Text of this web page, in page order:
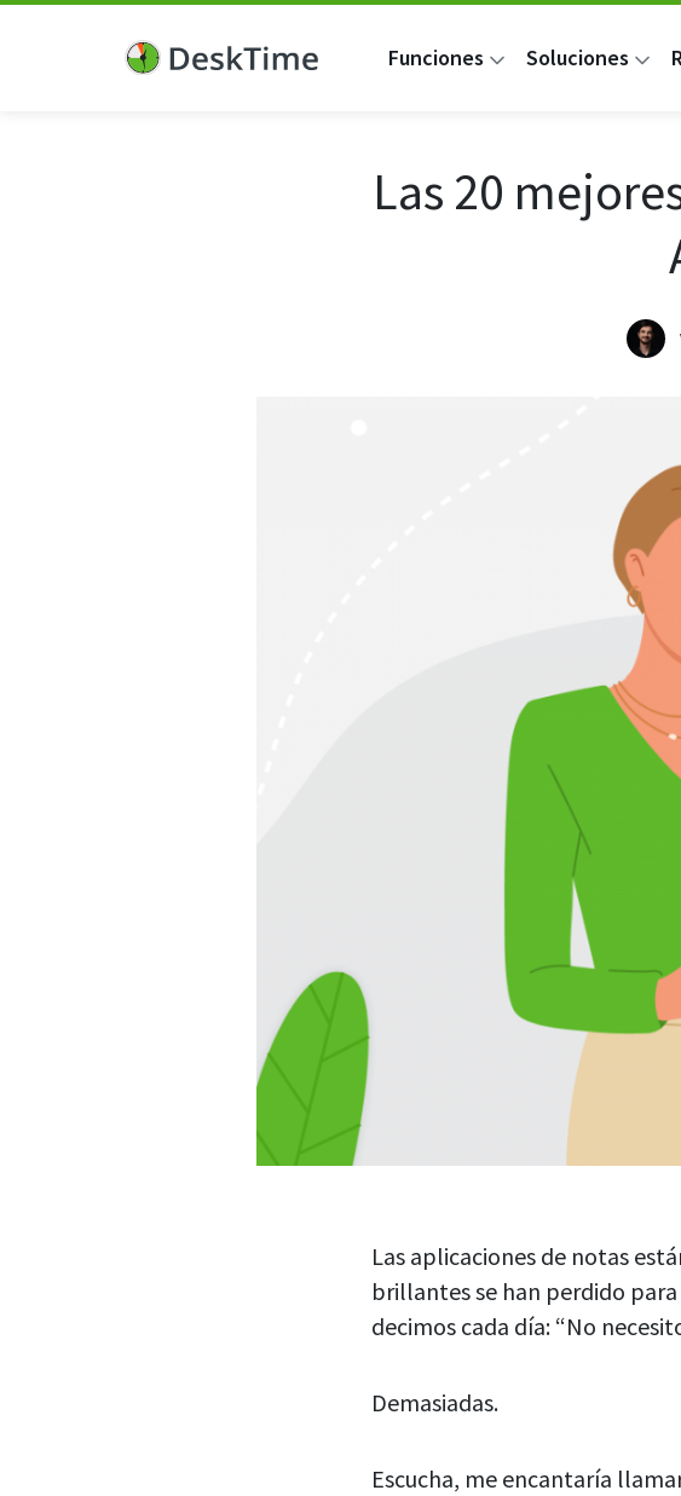
Funciones Soluciones
Las 20
Las aplicaciones de notas
brillantes se han perdido
decimos cada día: “No
Demasiadas.
Escucha, me encantaría